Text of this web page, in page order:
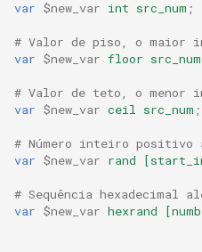
var $new_var int src_num ;
# Valor de piso, o maior
var $new_var floor src_num
# Valor de teto, o menor
var $new_var ceil src_num ;
# Número inteiro
var $new_var rand
# Sequência hexadecimal
var $new_var hexrand